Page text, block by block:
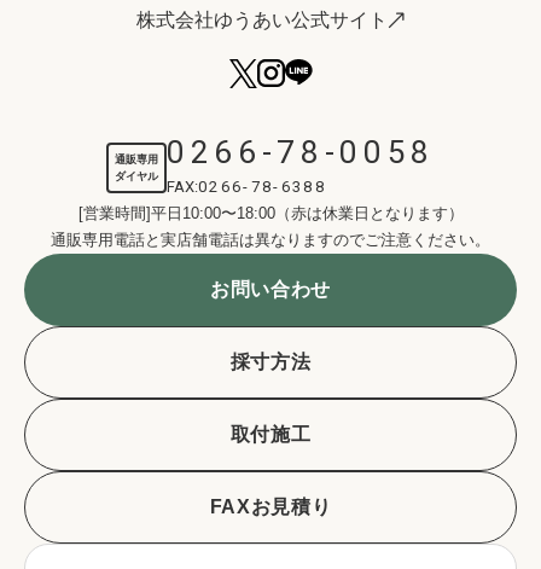
株式会社ゆうあい公式サイト
通販専用
ダイヤル
0266-78-0058
FAX:0266-78-6388
[営業時間]平日10:00〜18:00（赤は休業日となります）
通販専用電話と実店舗電話は異なりますのでご注意ください。
お問い合わせ
採寸方法
取付施工
FAXお見積り